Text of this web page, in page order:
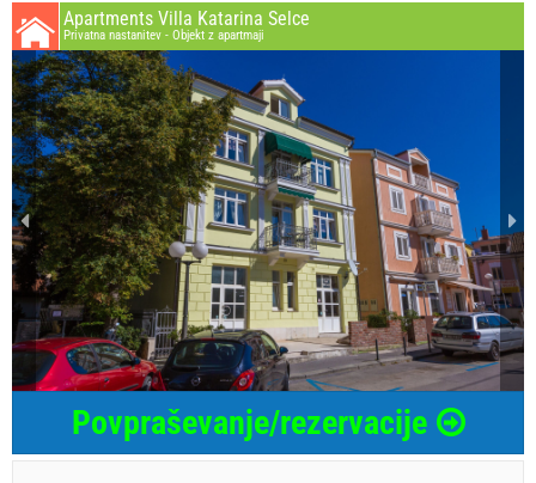
Apartments Villa Katarina Selce
Privatna nastanitev - Objekt z apartmaji
Povpraševanje/rezervacije